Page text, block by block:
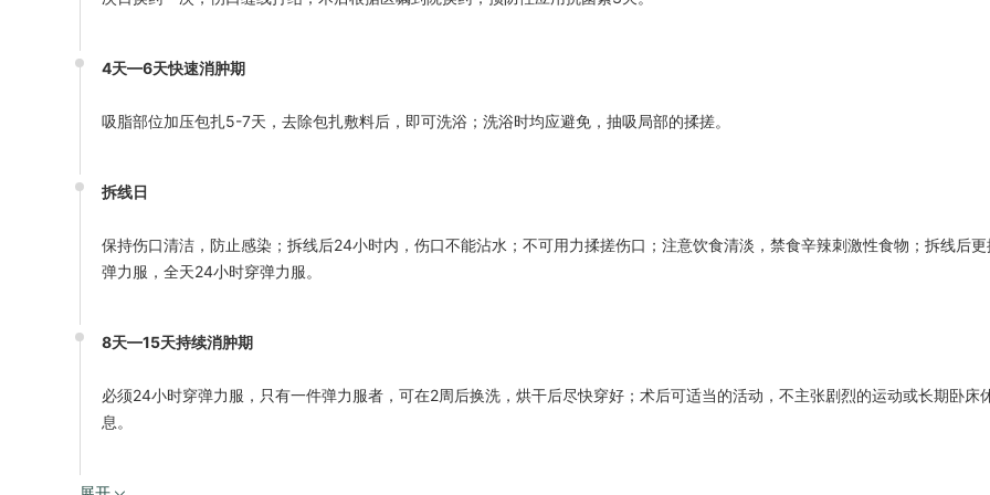
4天—6天快速消肿期
吸脂部位加压包扎5-7天，去除包扎敷料后，即可洗浴；洗浴时均应避免，抽吸局部的揉搓。
拆线日
保持伤口清洁，防止感染；拆线后24小时内，伤口不能沾水；不可用力揉搓伤口；注意饮食清淡，禁食辛辣刺激性食物；拆线后更
弹力服，全天24小时穿弹力服。
8天—15天持续消肿期
必须24小时穿弹力服，只有一件弹力服者，可在2周后换洗，烘干后尽快穿好；术后可适当的活动，不主张剧烈的运动或长期卧床
息。